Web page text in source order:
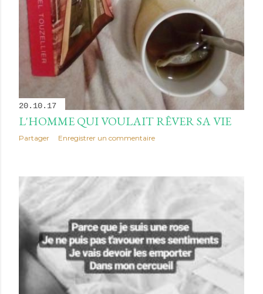
20.10.17
L'HOMME QUI VOULAIT RÊVER SA VIE
Partager Enregistrer un commentaire